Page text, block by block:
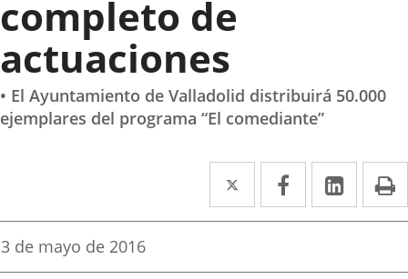
completo de
actuaciones
• El Ayuntamiento de Valladolid distribuirá 50.000
ejemplares del programa “El comediante”
Twitter
Enlace
a
aplicación
Facebook
Enlace
a
aplicación
Enlace
a
Fecha
3 de mayo de 2016